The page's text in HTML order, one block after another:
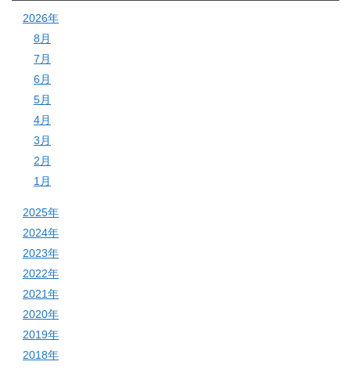
2026年
8月
7月
6月
5月
4月
3月
2月
1月
2025年
2024年
2023年
2022年
2021年
2020年
2019年
2018年